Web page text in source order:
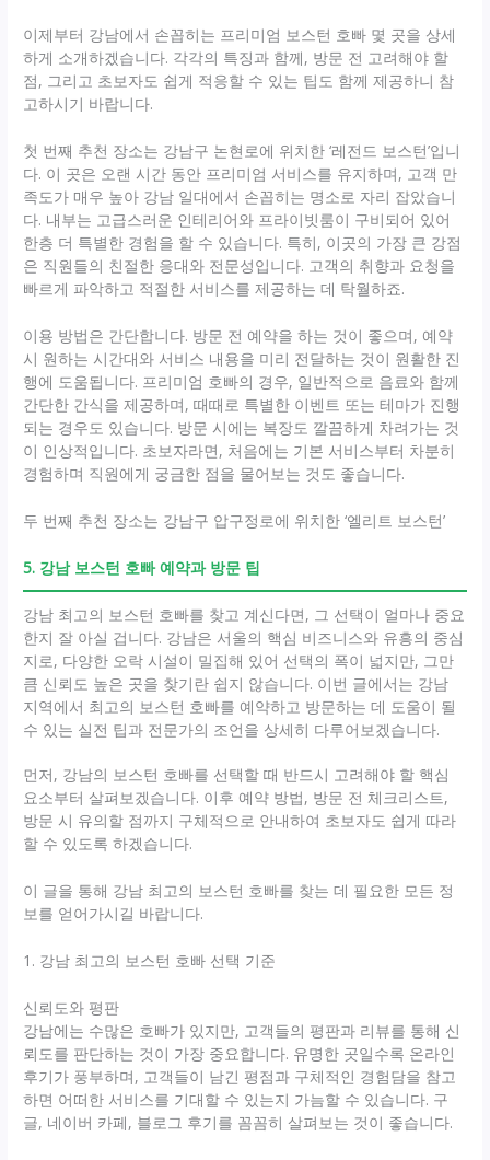
이제부터 강남에서 손꼽히는 프리미엄 보스턴 호빠 몇 곳을 상세
하게 소개하겠습니다. 각각의 특징과 함께, 방문 전 고려해야 할
점, 그리고 초보자도 쉽게 적응할 수 있는 팁도 함께 제공하니 참
고하시기 바랍니다.
첫 번째 추천 장소는 강남구 논현로에 위치한 ‘레전드 보스턴’입니
다. 이 곳은 오랜 시간 동안 프리미엄 서비스를 유지하며, 고객 만
족도가 매우 높아 강남 일대에서 손꼽히는 명소로 자리 잡았습니
다. 내부는 고급스러운 인테리어와 프라이빗룸이 구비되어 있어
한층 더 특별한 경험을 할 수 있습니다. 특히, 이곳의 가장 큰 강점
은 직원들의 친절한 응대와 전문성입니다. 고객의 취향과 요청을
빠르게 파악하고 적절한 서비스를 제공하는 데 탁월하죠.
이용 방법은 간단합니다. 방문 전 예약을 하는 것이 좋으며, 예약
시 원하는 시간대와 서비스 내용을 미리 전달하는 것이 원활한 진
행에 도움됩니다. 프리미엄 호빠의 경우, 일반적으로 음료와 함께
간단한 간식을 제공하며, 때때로 특별한 이벤트 또는 테마가 진행
되는 경우도 있습니다. 방문 시에는 복장도 깔끔하게 차려가는 것
이 인상적입니다. 초보자라면, 처음에는 기본 서비스부터 차분히
경험하며 직원에게 궁금한 점을 물어보는 것도 좋습니다.
두 번째 추천 장소는 강남구 압구정로에 위치한 ‘엘리트 보스턴’
5. 강남 보스턴 호빠 예약과 방문 팁
강남 최고의 보스턴 호빠를 찾고 계신다면, 그 선택이 얼마나 중요
한지 잘 아실 겁니다. 강남은 서울의 핵심 비즈니스와 유흥의 중심
지로, 다양한 오락 시설이 밀집해 있어 선택의 폭이 넓지만, 그만
큼 신뢰도 높은 곳을 찾기란 쉽지 않습니다. 이번 글에서는 강남
지역에서 최고의 보스턴 호빠를 예약하고 방문하는 데 도움이 될
수 있는 실전 팁과 전문가의 조언을 상세히 다루어보겠습니다.
먼저, 강남의 보스턴 호빠를 선택할 때 반드시 고려해야 할 핵심
요소부터 살펴보겠습니다. 이후 예약 방법, 방문 전 체크리스트,
방문 시 유의할 점까지 구체적으로 안내하여 초보자도 쉽게 따라
할 수 있도록 하겠습니다.
이 글을 통해 강남 최고의 보스턴 호빠를 찾는 데 필요한 모든 정
보를 얻어가시길 바랍니다.
1. 강남 최고의 보스턴 호빠 선택 기준
신뢰도와 평판
강남에는 수많은 호빠가 있지만, 고객들의 평판과 리뷰를 통해 신
뢰도를 판단하는 것이 가장 중요합니다. 유명한 곳일수록 온라인
후기가 풍부하며, 고객들이 남긴 평점과 구체적인 경험담을 참고
하면 어떠한 서비스를 기대할 수 있는지 가늠할 수 있습니다. 구
글, 네이버 카페, 블로그 후기를 꼼꼼히 살펴보는 것이 좋습니다.